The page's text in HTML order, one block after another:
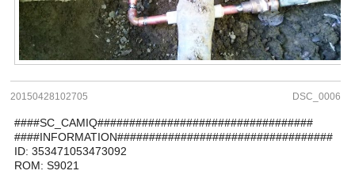
20150428102705 DSC_0006
####SC_CAMIQ##################################
####INFORMATION##################################
ID: 353471053473092
ROM: S9021